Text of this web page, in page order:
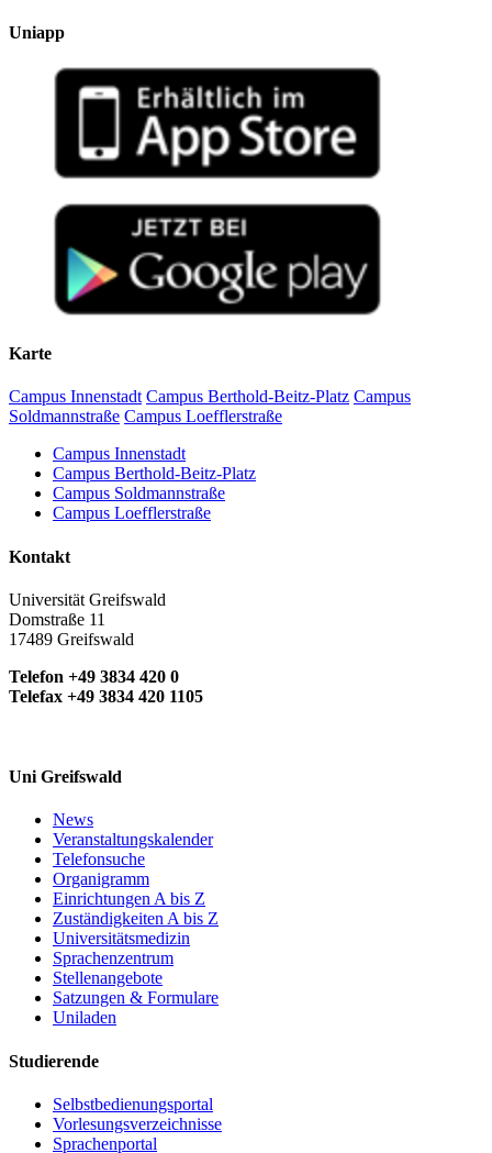
Uniapp
Karte
Campus Innenstadt Campus Berthold-Beitz-Platz Campus
Soldmannstraße Campus Loefflerstraße
Campus Innenstadt
Campus Berthold-Beitz-Platz
Campus Soldmannstraße
Campus Loefflerstraße
Kontakt
Universität Greifswald
Domstraße 11
17489 Greifswald
Telefon +49 3834 420 0
Telefax +49 3834 420 1105
Uni Greifswald
News
Veranstaltungskalender
Telefonsuche
Organigramm
Einrichtungen A bis Z
Zuständigkeiten A bis Z
Universitätsmedizin
Sprachenzentrum
Stellenangebote
Satzungen & Formulare
Uniladen
Studierende
Selbstbedienungsportal
Vorlesungsverzeichnisse
Sprachenportal